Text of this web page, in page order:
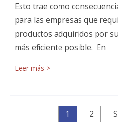
Esto trae como
para las empresas que
productos adquiridos por
más eficiente posible. En
Leer más >
1 2